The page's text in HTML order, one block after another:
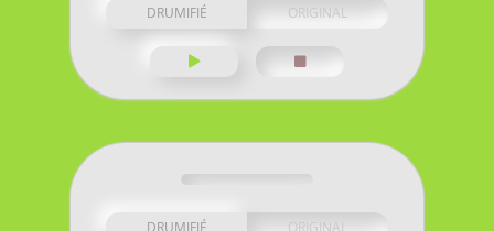
DRUMIFIÉ ORIGINAL
DRUMIFIÉ ORIGINAL